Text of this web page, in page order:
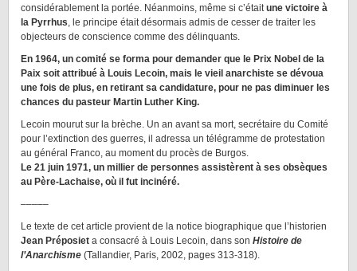
considérablement la portée. Néanmoins, même si c’étaitune victoire à
la Pyrrhus, le principe était désormais admis de cesser de traiter les
objecteurs de conscience comme des délinquants.
En 1964, un comité se forma pour demander que le Prix Nobel de la
Paix soit attribué à Louis Lecoin, mais le vieil anarchiste se dévoua
une fois de plus, en retirant sa candidature, pour ne pas diminuer les
chances du pasteur Martin Luther King.
Lecoin mourut sur la brèche. Un an avant sa mort, secrétaire du Comité
pour l’extinction des guerres, il adressa un télégramme de protestation
au général Franco, au moment du procès de Burgos.
Le 21 juin 1971, un millier de personnes assistèrent à ses obsèques
au Père-Lachaise, où il fut incinéré.
–––––
Le texte de cet article provient de la notice biographique que l’historien
Jean Préposiet a consacré à Louis Lecoin, dans son Histoire de
l’Anarchisme (Tallandier, Paris, 2002, pages 313-318).